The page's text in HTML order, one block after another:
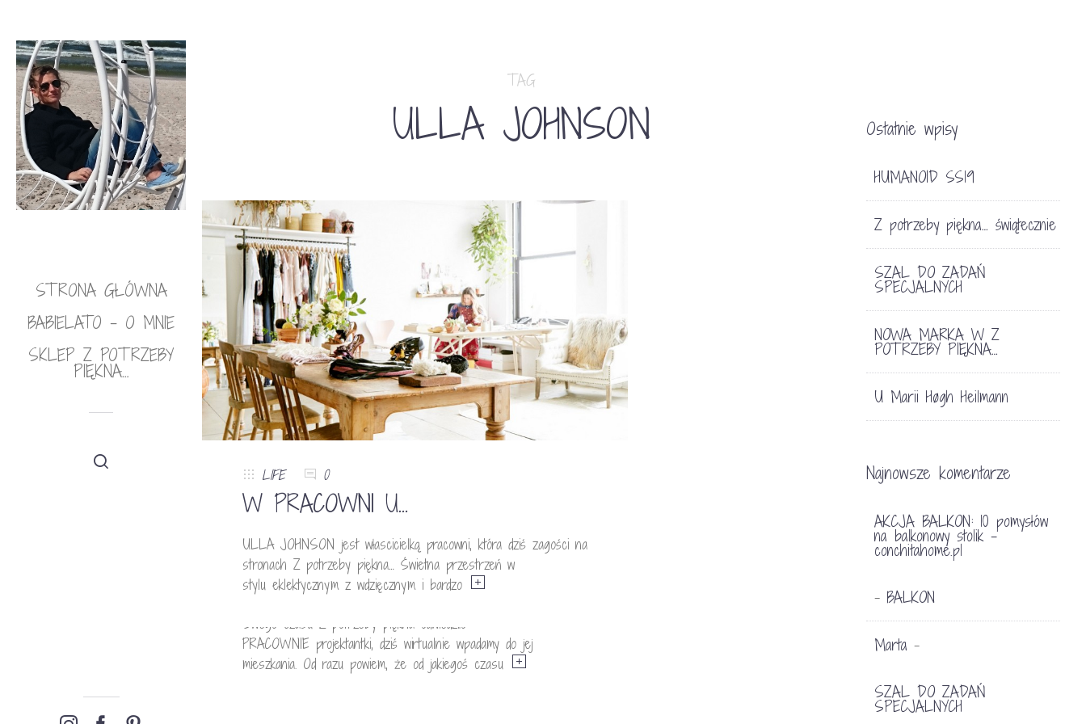
STRONA GŁÓWNA
BABIELATO – O MNIE
SKLEP Z POTRZEBY
PIĘKNA…
TAG
ULLA JOHNSON
FOTOGRAFIA, LIFE 0
ULLA JOHNSON
Swego czasu Z potrzeby piękna odwiedziło
PRACOWNIE projektantki, dziś wirtualnie wpadamy do jej
mieszkania. Od razu powiem, że od jakiegoś czasu
LIFE 0
W PRACOWNI U…
ULLA JOHNSON jest włascicielką pracowni, która dziś zagości na
stronach Z potrzeby piękna… Świetna przestrzeń w
stylu eklektycznym z wdzięcznym i bardzo
Ostatnie wpisy
HUMANOID SS19
Z potrzeby piękna… świątecznie
SZAL DO ZADAŃ
SPECJALNYCH
NOWA MARKA W Z
POTRZEBY PIĘKNA…
U Marii Høgh Heilmann
Najnowsze komentarze
AKCJA BALKON: 10 pomysłów
na balkonowy stolik -
conchitahome.pl
- BALKON
Marta -
SZAL DO ZADAŃ
SPECJALNYCH